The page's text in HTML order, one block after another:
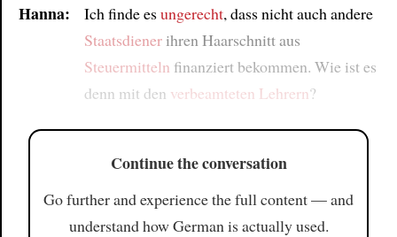
Hanna: Ich finde esungerecht, dass nicht auch andere
Staatsdienerihren Haarschnitt aus
Steuermitteln finanziert bekommen. Wie ist es
denn mit den verbeamteten Lehrern?
Continue the conversation
Go further and experience the full content — and
understand how German is actually used.